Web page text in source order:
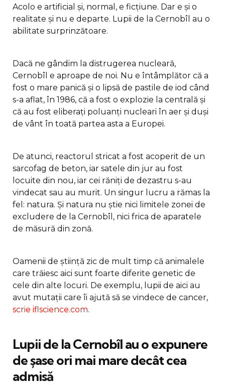
Acolo e artificial și, normal, e ficțiune. Dar e și o
realitate și nu e departe. Lupii de la Cernobîl au o
abilitate surprinzătoare.
Dacă ne gândim la distrugerea nucleară,
Cernobîl e aproape de noi. Nu e întâmplător că a
fost o mare panică și o lipsă de pastile de iod când
s-a aflat, în 1986, că a fost o explozie la centrală și
că au fost eliberați poluanți nucleari în aer și duși
de vânt în toată partea asta a Europei.
De atunci, reactorul stricat a fost acoperit de un
sarcofag de beton, iar satele din jur au fost
locuite din nou, iar cei răniți de dezastru s-au
vindecat sau au murit. Un singur lucru a rămas la
fel: natura. Și natura nu știe nici limitele zonei de
excludere de la Cernobîl, nici frica de aparatele
de măsură din zonă.
Oamenii de știință zic de mult timp că animalele
care trăiesc aici sunt foarte diferite genetic de
cele din alte locuri. De exemplu, lupii de aici au
avut mutații care îi ajută să se vindece de cancer,
scrie iflscience.com.
Lupii de la Cernobîl au o expunere
de șase ori mai mare decât cea
admisă